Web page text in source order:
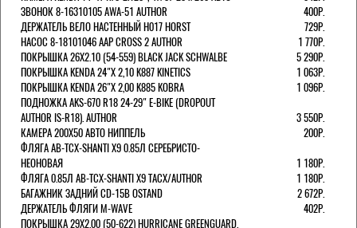
ЗВОНОК 8-16310105 AWA-51 AUTHOR
400Р.
ДЕРЖАТЕЛЬ ВЕЛО НАСТЕННЫЙ H017 HORST
729Р.
НАСОС 8-18101046 AAP CROSS 2 AUTHOR
1 770Р.
ПОКРЫШКА 26X2.10 (54-559) BLACK JACK SCHWALBE
5 290Р.
ПОКРЫШКА KENDA 24"Х 2,10 K887 KINETICS
1 063Р.
ПОКРЫШКА KENDA 26"Х 2,00 K885 KOBRA
1 096Р.
ПОДНОЖКА AKS-670 R18 24-29" E-BIKE (DROPOUT
AUTHOR IS-R18). AUTHOR
3 550Р.
КАМЕРА 200Х50 АВТО НИППЕЛЬ
200Р.
ФЛЯГА AB-TCX-SHANTI X9 0.85Л СЕРЕБРИСТО-
НЕОНОВАЯ
1 180Р.
ФЛЯГА 0.85Л AB-TCX-SHANTI X9 TACX/AUTHOR
1 180Р.
БАГАЖНИК ЗАДНИЙ CD-15B OSTAND
2 672Р.
ДЕРЖАТЕЛЬ ФЛЯГИ M-WAVE
402Р.
ПОКРЫШКА 29X2.00 (50-622) HURRICANE GREENGUARD.